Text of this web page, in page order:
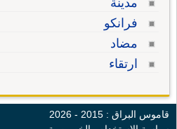
مدينة
فرانكو
مضاد
ارتقاء
قاموس البراق : 2015 - 2026